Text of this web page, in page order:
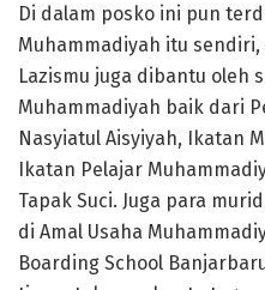
Di dalam posko ini pun
Muhammadiyah itu
Lazismu juga dibantu oleh
Muhammadiyah baik dari
Nasyiatul Aisyiyah, Ikatan
Ikatan Pelajar
Tapak Suci. Juga para
di Amal Usaha
Boarding School